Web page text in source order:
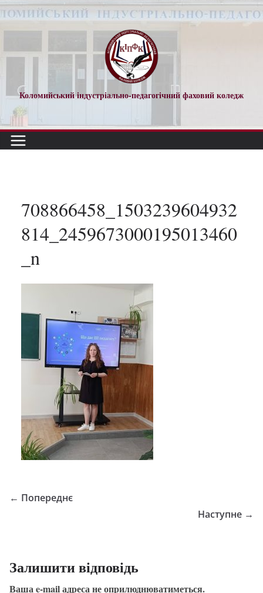
Перейти
до
Коломийський індустріально-педагогічний фаховий коледж
708866458_1503239604932
814_2459673000195013460
_n
← Попереднє
Наступне →
Залишити відповідь
Ваша e-mail адреса не оприлюднюватиметься.